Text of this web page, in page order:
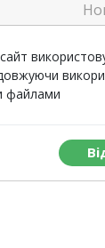
файлами